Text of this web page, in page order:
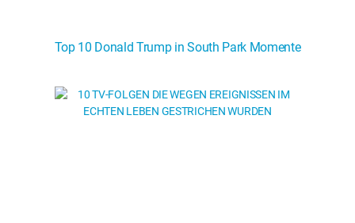
Top 10 Donald Trump in South Park Momente